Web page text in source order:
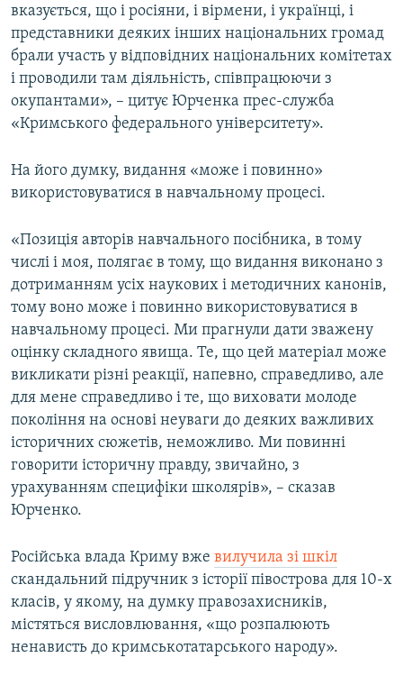
вказується, що і росіяни, і вірмени, і українці, і
представники деяких інших національних громад
брали участь у відповідних національних комітетах
і проводили там діяльність, співпрацюючи з
окупантами», – цитує Юрченка прес-служба
«Кримського федерального університету».
На його думку, видання «може і повинно»
використовуватися в навчальному процесі.
«Позиція авторів навчального посібника, в тому
числі і моя, полягає в тому, що видання виконано з
дотриманням усіх наукових і методичних канонів,
тому воно може і повинно використовуватися в
навчальному процесі. Ми прагнули дати зважену
оцінку складного явища. Те, що цей матеріал може
викликати різні реакції, напевно, справедливо, але
для мене справедливо і те, що виховати молоде
покоління на основі неуваги до деяких важливих
історичних сюжетів, неможливо. Ми повинні
говорити історичну правду, звичайно, з
урахуванням специфіки школярів», – сказав
Юрченко.
Російська влада Криму вже вилучила зі шкіл
скандальний підручник з історії півострова для 10-х
класів, у якому, на думку правозахисників,
містяться висловлювання, «що розпалюють
ненависть до кримськотатарського народу».